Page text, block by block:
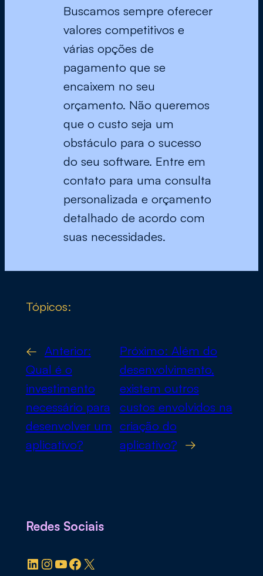
Buscamos sempre oferecer
valores competitivos e
várias opções de
pagamento que se
encaixem no seu
orçamento. Não queremos
que o custo seja um
obstáculo para o sucesso
do seu software. Entre em
contato para uma consulta
personalizada e orçamento
detalhado de acordo com
suas necessidades.
Tópicos:
← Anterior:
Qual é o
investimento
necessário para
desenvolver um
aplicativo?
Próximo: Além do
desenvolvimento,
existem outros
custos envolvidos na
criação do
aplicativo? →
Redes Sociais
LinkedIn Instagram YouTube Facebook X